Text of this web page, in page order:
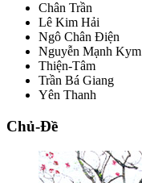
Chân Trần
Lê Kim Hải
Ngô Chân Điện
Nguyễn Mạnh Kym
Thiện-Tâm
Trần Bá Giang
Yên Thanh
Chủ-Đề